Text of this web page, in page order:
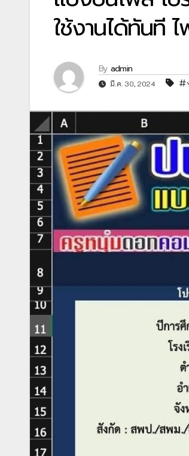
ใช้งานได้ทันที
By admin
มี.ค. 30, 2024 #